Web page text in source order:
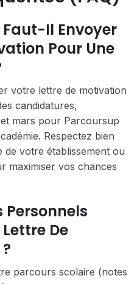
Faut-Il Envoyer
Pour Une
votre lettre de motivation
candidatures,
mars pour Parcoursup
Respectez bien
de votre établissement ou
maximiser vos chances
Personnels
De
parcours scolaire (notes